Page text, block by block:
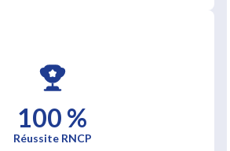
100 %
Réussite RNCP